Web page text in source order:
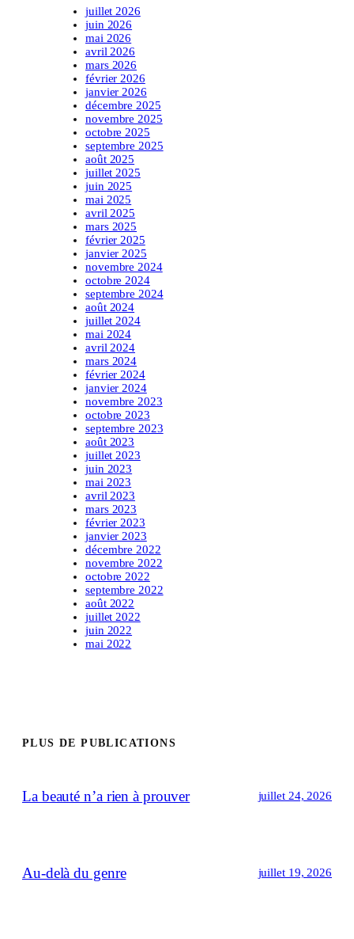
juillet 2026
juin 2026
mai 2026
avril 2026
mars 2026
février 2026
janvier 2026
décembre 2025
novembre 2025
octobre 2025
septembre 2025
août 2025
juillet 2025
juin 2025
mai 2025
avril 2025
mars 2025
février 2025
janvier 2025
novembre 2024
octobre 2024
septembre 2024
août 2024
juillet 2024
mai 2024
avril 2024
mars 2024
février 2024
janvier 2024
novembre 2023
octobre 2023
septembre 2023
août 2023
juillet 2023
juin 2023
mai 2023
avril 2023
mars 2023
février 2023
janvier 2023
décembre 2022
novembre 2022
octobre 2022
septembre 2022
août 2022
juillet 2022
juin 2022
mai 2022
PLUS DE PUBLICATIONS
La beauté n’a rien à prouver juillet 24, 2026
Au-delà du genre juillet 19, 2026